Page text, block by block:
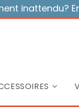
inattendu?